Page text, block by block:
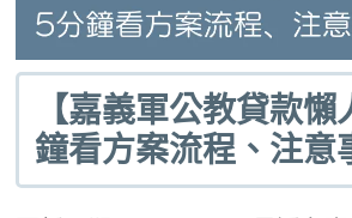
【嘉義軍公教貸款
鐘看方案流程、注意